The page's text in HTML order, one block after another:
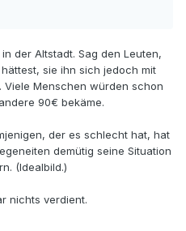
der Altstadt. Sag den Leuten,
sie ihn sich jedoch mit
Viele Menschen würden schon
90€ bekäme.
der es schlecht hat, hat
demütig seine Situation
(Idealbild.)
nichts verdient.